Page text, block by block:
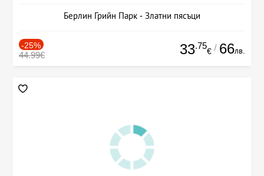
Берлин Грийн Парк - Златни пясъци
-25%
44.99€ 33.75
€ / 66лв.